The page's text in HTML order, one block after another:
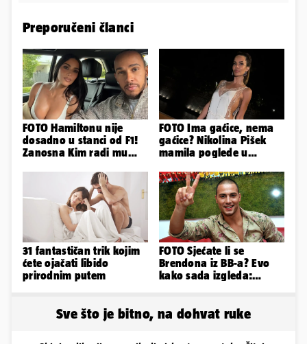
Preporučeni članci
FOTO Hamiltonu nije
dosadno u stanci od F1!
Zanosna Kim radi mu
FOTO Ima gaćice, nema
gaćice? Nikolina Pišek
mamila poglede u
kombinezonu
31 fantastičan trik kojim
ćete ojačati libido
prirodnim putem
FOTO Sjećate li se
Brendona iz BB-a? Evo
kako sada izgleda:
Sve što je bitno, na dohvat ruke